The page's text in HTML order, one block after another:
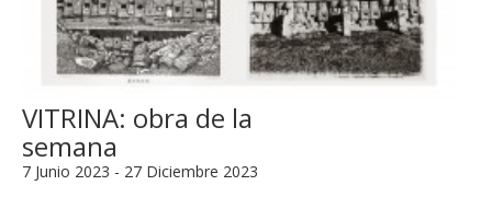
VITRINA: obra de la
semana
7 Junio 2023 - 27 Diciembre 2023